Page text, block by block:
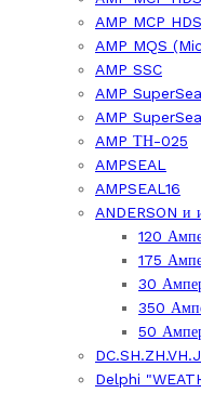
AMP MCP
AMP MQS
AMP SSC
AMP
AMP
AMP ТН-025
AMPSEAL
AMPSEAL16
ANDERSON и
120
175
30
350
50
Delphi